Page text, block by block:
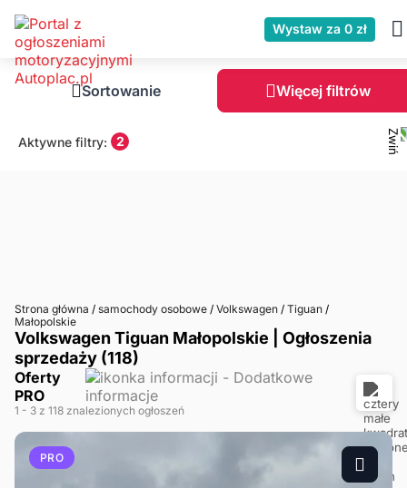
Wystaw za 0 zł
Sortowanie Więcej filtrów
Aktywne filtry: 2
Strona główna / samochody osobowe / Volkswagen / Tiguan /
Małopolskie
Volkswagen Tiguan Małopolskie | Ogłoszenia
sprzedaży (118)
Oferty
PRO
1 - 3 z 118 znalezionych ogłoszeń
PRO